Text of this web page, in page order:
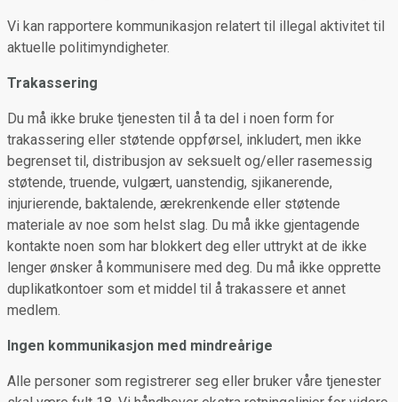
Vi kan rapportere kommunikasjon relatert til illegal aktivitet til
aktuelle politimyndigheter.
Trakassering
Du må ikke bruke tjenesten til å ta del i noen form for
trakassering eller støtende oppførsel, inkludert, men ikke
begrenset til, distribusjon av seksuelt og/eller rasemessig
støtende, truende, vulgært, uanstendig, sjikanerende,
injurierende, baktalende, ærekrenkende eller støtende
materiale av noe som helst slag. Du må ikke gjentagende
kontakte noen som har blokkert deg eller uttrykt at de ikke
lenger ønsker å kommunisere med deg. Du må ikke opprette
duplikatkontoer som et middel til å trakassere et annet
medlem.
Ingen kommunikasjon med mindreårige
Alle personer som registrerer seg eller bruker våre tjenester